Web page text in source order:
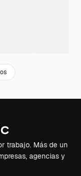
trabajo. Más de un
agencias y